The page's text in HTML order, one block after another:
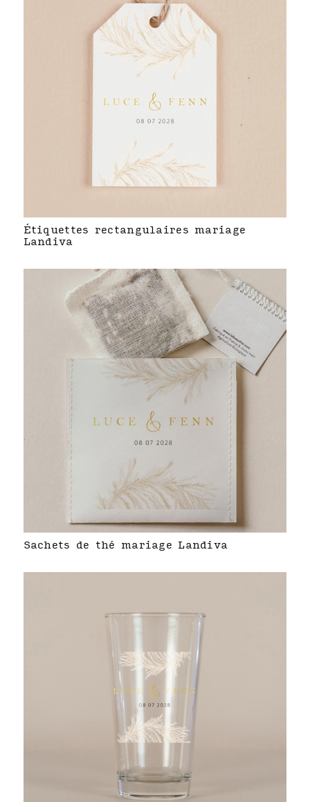
Étiquettes rectangulaires mariage
Landiva
Sachets de thé mariage Landiva